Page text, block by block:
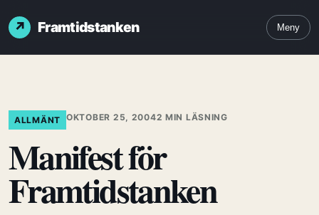
Framtidstanken Meny
ALLMÄNT OKTOBER 25, 20042 MIN LÄSNING
Manifest för
Framtidstanken